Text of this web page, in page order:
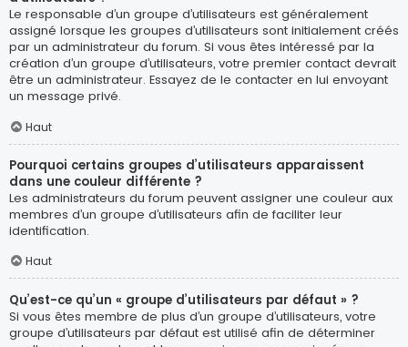
Le responsable d’un groupe d’utilisateurs est généralement
assigné lorsque les groupes d’utilisateurs sont initialement créés
par un administrateur du forum. Si vous êtes intéressé par la
création d’un groupe d’utilisateurs, votre premier contact devrait
être un administrateur. Essayez de le contacter en lui envoyant
un message privé.
Haut
Pourquoi certains groupes d’utilisateurs apparaissent
dans une couleur différente ?
Les administrateurs du forum peuvent assigner une couleur aux
membres d’un groupe d’utilisateurs afin de faciliter leur
identification.
Haut
Qu’est-ce qu’un « groupe d’utilisateurs par défaut » ?
Si vous êtes membre de plus d’un groupe d’utilisateurs, votre
groupe d’utilisateurs par défaut est utilisé afin de déterminer